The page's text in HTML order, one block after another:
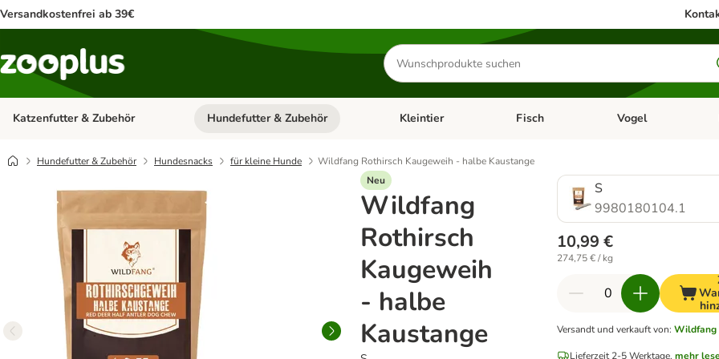
Versandkostenfrei ab 39€
Produkte
suchen
Katzenfutter & Zubehör Kategorie-Menü öffnen: Katzenfutter & Zubehör
Hundefutter & Zubehör Kategorie-Menü öffnen: Hundefutter & Zubehör
Kleintier Kategorie-Menü öffnen: Kleintier
Fisch Kategorie-Menü
Vogel
Hundefutter & Zubehör Hundesnacks für kleine Hunde
Wildfang Rothirsch Kaugeweih - halbe Kaustange
Neu
Wildfang
Rothirsch
Kaugeweih
- halbe
Kaustange
S
9980180104.1
10,99 €
274,75 € / kg
Versandt und verkauft von: Wildfang
Lieferzeit 2-5 Werktage. mehr